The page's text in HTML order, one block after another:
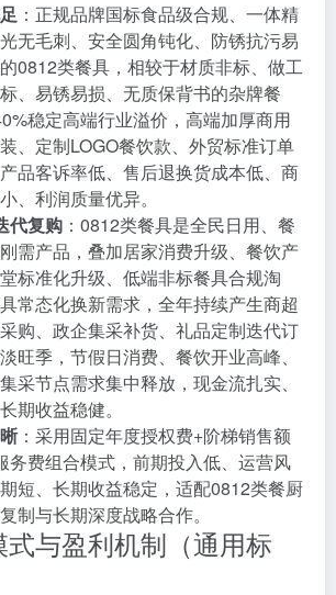
：正规品牌国标食品级合规、一体精
无毛刺、安全圆角钝化、防锈抗污易
0812类餐具，相较于材质非标、做工
、易锈易损、无质保背书的杂牌餐
稳定高端行业溢价，高端加厚商用
、定制LOGO餐饮款、外贸标准订单
品客诉率低、售后退换货成本低、商
、利润质量优异。
代复购 ：0812类餐具是全民日用、餐
需产品，叠加居家消费升级、餐饮产
标准化升级、低端非标餐具合规淘
常态化换新需求，全年持续产生商超
购、政企集采补货、礼品定制迭代订
旺季，节假日消费、餐饮开业高峰、
采节点需求集中释放，现金流扎实、
期收益稳健。
：采用固定年度授权费+阶梯销售额
务费组合模式，前期投入低、运营风
短、长期收益稳定，适配0812类餐厨
制与长期深度战略合作。
与盈利机制（通用标